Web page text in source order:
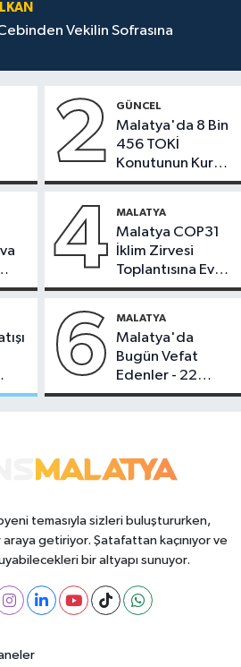
Vekilin Sofrasına
2 GÜNCEL
Malatya'da 8 Bin
456 TOKİ
Konutunun Kurası
Bugün Çekiliyor
4 MALATYA
Malatya COP31
İklim Zirvesi
Toplantısına Ev
Sahipliği Yaptı
6 MALATYA
Malatya'da
Bugün Vefat
Edenler - 22
Temmuz 2026
temasıyla sizleri buluştururken,
getiriyor. Şatafattan kaçınıyor ve
bir altyapı sunuyor.